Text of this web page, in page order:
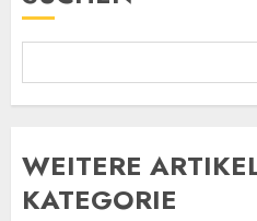
WEITERE
KATEGORIE